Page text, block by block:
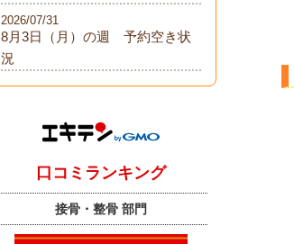
8月3日（月）の週 予約空き状
況
2026/07/31